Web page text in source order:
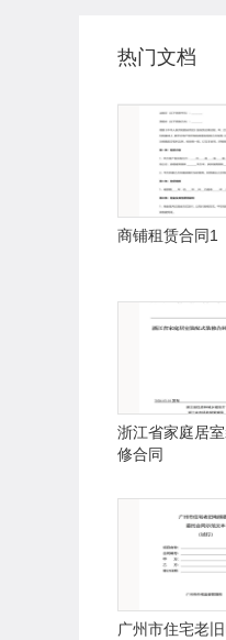
热门文档
商铺租赁合同1
浙江省家庭居
修合同
广州市住宅老